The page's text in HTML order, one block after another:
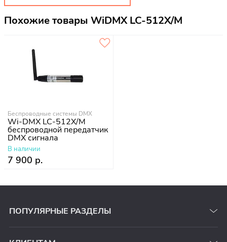
Похожие товары WiDMX LC-512X/M
Беспроводные системы DMX
Wi-DMX LC-512X/M
беспроводной передатчик
DMX сигнала
В наличии
7 900 р.
ПОПУЛЯРНЫЕ РАЗДЕЛЫ